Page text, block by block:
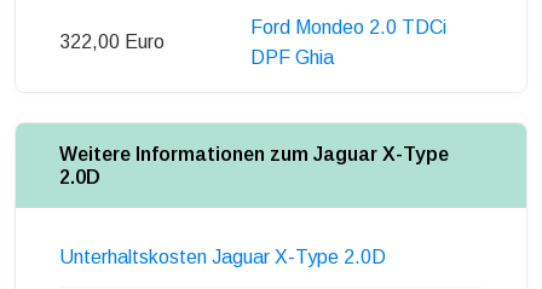
322,00 Euro
Ford Mondeo 2.0 TDCi
DPF Ghia
Weitere Informationen zum Jaguar X-Type
2.0D
Unterhaltskosten Jaguar X-Type 2.0D